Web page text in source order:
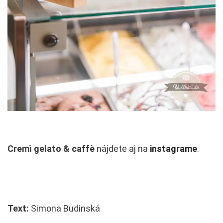
Cremì gelato & caffè nájdete aj na instagrame.
Text: Simona Budinská